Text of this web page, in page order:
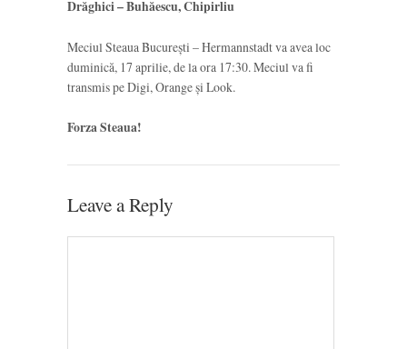
Drăghici – Buhăescu, Chipirliu
Meciul Steaua București – Hermannstadt va avea loc
duminică, 17 aprilie, de la ora 17:30. Meciul va fi
transmis pe Digi, Orange și Look.
Forza Steaua!
Leave a Reply